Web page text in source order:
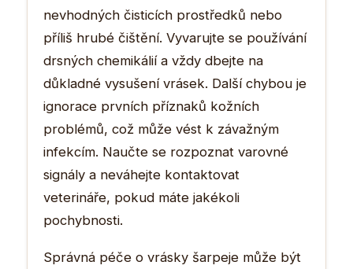
nevhodných čisticích prostředků nebo
příliš hrubé čištění. Vyvarujte se používání
drsných chemikálií a vždy dbejte na
důkladné vysušení vrásek. Další chybou je
ignorace prvních příznaků kožních
problémů, což může vést k závažným
infekcím. Naučte se rozpoznat varovné
signály a neváhejte kontaktovat
veterináře, pokud máte jakékoli
pochybnosti.
Správná péče o vrásky šarpeje může být